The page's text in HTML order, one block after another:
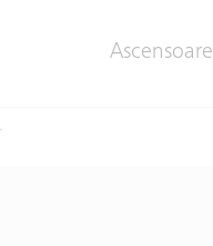
Ascensoare